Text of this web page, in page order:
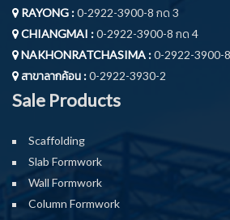
RAYONG :0-2922-3900-8 กด 3
CHIANGMAI :0-2922-3900-8 กด 4
NAKHONRATCHASIMA :0-2922-3900-
สาขาลากค้อน :0-2922-3930-2
Sale Products
Scaffolding
Slab Formwork
Wall Formwork
Column Formwork